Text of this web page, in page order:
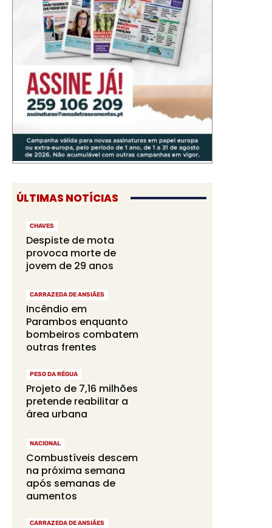
ÚLTIMAS NOTÍCIAS
CHAVES
Despiste de mota
provoca morte de
jovem de 29 anos
CARRAZEDA DE ANSIÃES
Incêndio em
Parambos enquanto
bombeiros combatem
outras frentes
PESO DA RÉGUA
Projeto de 7,16 milhões
pretende reabilitar a
área urbana
NACIONAL
Combustíveis descem
na próxima semana
após semanas de
aumentos
CARRAZEDA DE ANSIÃES